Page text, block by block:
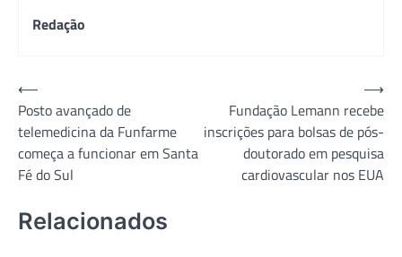
Redação
Navegação
de
Post
⟵
Posto avançado de
telemedicina da Funfarme
começa a funcionar em Santa
Fé do Sul
Fundação Lemann recebe
inscrições para bolsas de pós-
doutorado em pesquisa
cardiovascular nos EUA
⟶
Relacionados